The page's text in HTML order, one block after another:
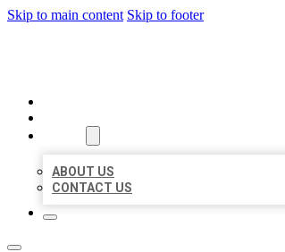
Skip to main content Skip to footer
ABOUT US
CONTACT US